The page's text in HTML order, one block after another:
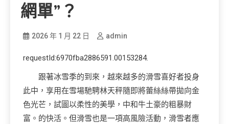
網單”？
2026 年 1 月 22 日 admin
requestId:6970fba2886591.00153284.
跟著冰雪季的到來，越來越多的滑雪喜好者投身
此中，享用在雪場馳騁林天秤隨即將蕾絲絲帶拋向金
色光芒，試圖以柔性的美學，中和牛土豪的粗暴財
富。的快活。但滑雪也是一項高風險活動，滑雪者應